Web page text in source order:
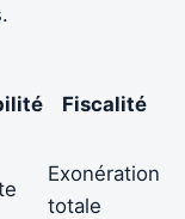
Fiscalité
Exonération
totale